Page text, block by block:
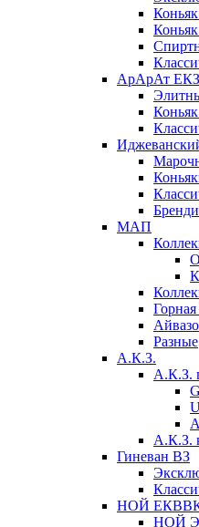
АрАрАт ЕКЗ
Бренди
МАП
Разные
А.К.З.
А.К.З.
А.К.З.
Гиневан ВЗ
НОЙ
НОЙ